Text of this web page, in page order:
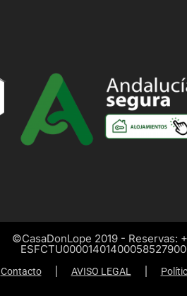
©CasaDonLope 2019 - Reservas:
Contacto AVISO LEGAL